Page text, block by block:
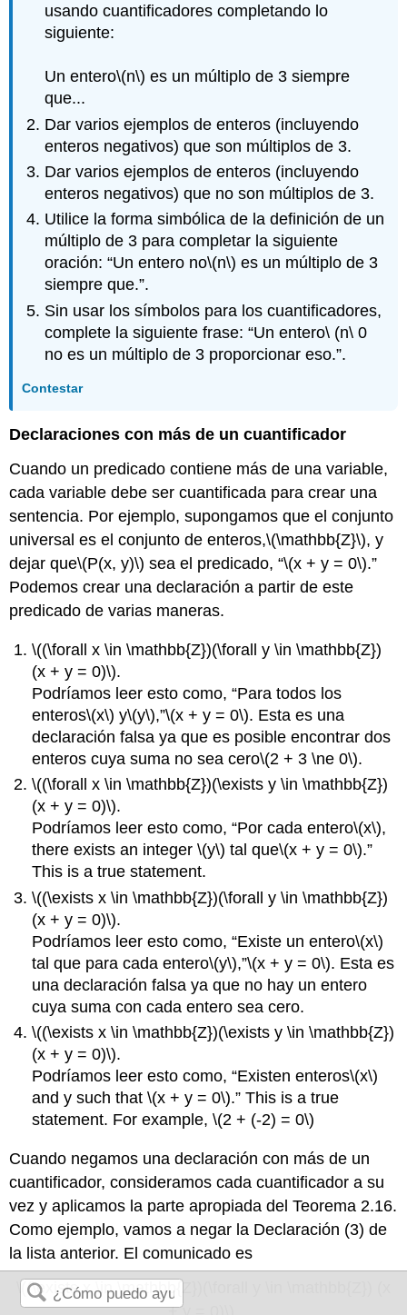
usando cuantificadores completando lo
siguiente:
Un entero\(n\) es un múltiplo de 3 siempre
que...
Dar varios ejemplos de enteros (incluyendo
enteros negativos) que son múltiplos de 3.
Dar varios ejemplos de enteros (incluyendo
enteros negativos) que no son múltiplos de 3.
Utilice la forma simbólica de la definición de un
múltiplo de 3 para completar la siguiente
oración: “Un entero no\(n\) es un múltiplo de 3
siempre que.”.
Sin usar los símbolos para los cuantificadores,
complete la siguiente frase: “Un entero\ (n\ 0
no es un múltiplo de 3 proporcionar eso.”.
Contestar
Declaraciones con más de un cuantificador
Cuando un predicado contiene más de una variable,
cada variable debe ser cuantificada para crear una
sentencia. Por ejemplo, supongamos que el conjunto
universal es el conjunto de enteros,\(\mathbb{Z}\), y
dejar que\(P(x, y)\) sea el predicado, “\(x + y = 0\).”
Podemos crear una declaración a partir de este
predicado de varias maneras.
\((\forall x \in \mathbb{Z})(\forall y \in \mathbb{Z})
(x + y = 0)\).
Podríamos leer esto como, “Para todos los
enteros\(x\) y\(y\),”\(x + y = 0\). Esta es una
declaración falsa ya que es posible encontrar dos
enteros cuya suma no sea cero\(2 + 3 \ne 0\).
\((\forall x \in \mathbb{Z})(\exists y \in \mathbb{Z})
(x + y = 0)\).
Podríamos leer esto como, “Por cada entero\(x\),
there exists an integer\(y\) tal que\(x + y = 0\).”
This is a true statement.
\((\exists x \in \mathbb{Z})(\forall y \in \mathbb{Z})
(x + y = 0)\).
Podríamos leer esto como, “Existe un entero\(x\)
tal que para cada entero\(y\),”\(x + y = 0\). Esta es
una declaración falsa ya que no hay un entero
cuya suma con cada entero sea cero.
\((\exists x \in \mathbb{Z})(\exists y \in \mathbb{Z})
(x + y = 0)\).
Podríamos leer esto como, “Existen enteros\(x\)
and y such that\(x + y = 0\).” This is a true
statement. For example,\(2 + (-2) = 0\)
Cuando negamos una declaración con más de un
cuantificador, consideramos cada cuantificador a su
vez y aplicamos la parte apropiada del Teorema 2.16.
Como ejemplo, vamos a negar la Declaración (3) de
la lista anterior. El comunicado es
\((\exists x \in \mathbb{Z})(\forall y \in \mathbb{Z}) (x